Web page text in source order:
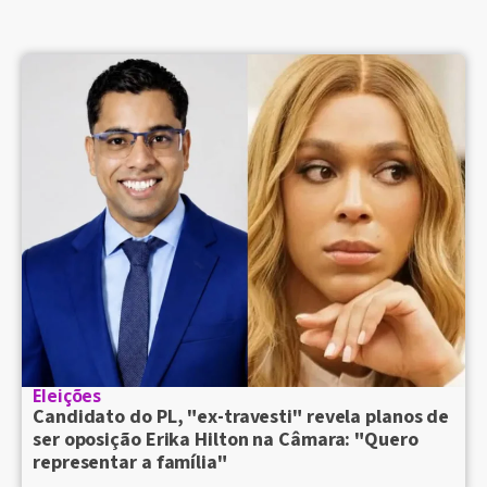
Eleições
Candidato do PL, "ex-travesti" revela planos de
ser oposição Erika Hilton na Câmara: "Quero
representar a família"